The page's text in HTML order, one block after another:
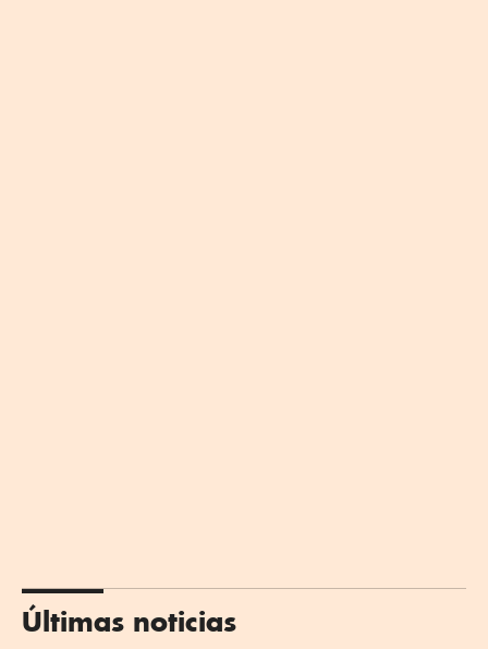
Últimas noticias